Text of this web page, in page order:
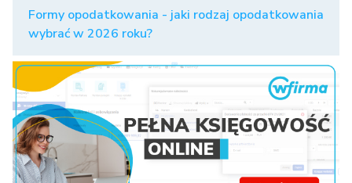
Formy opodatkowania - jaki rodzaj opodatkowania
wybrać w 2026 roku?